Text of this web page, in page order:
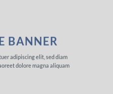
BANNER
adipiscing elit, sed diam
dolore magna aliquam